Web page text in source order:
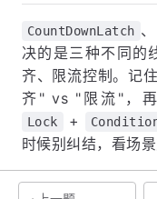
CountDownLatch 、
决的是三种不同的
齐、限流控制。记
齐" vs "限流"，
Lock +
时候别纠结，看场景